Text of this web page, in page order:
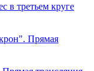
в третьем круге
Прямая